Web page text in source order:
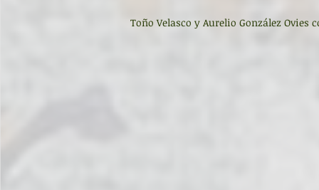
Toño Velasco y Aurelio González